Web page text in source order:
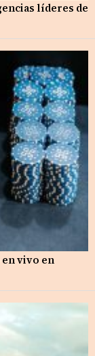
líderes de
en vivo en